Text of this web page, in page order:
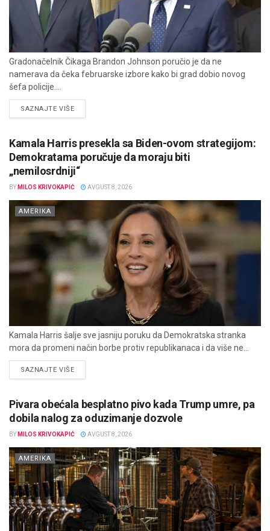
Gradonačelnik Čikaga Brandon Johnson poručio je da ne
namerava da čeka februarske izbore kako bi grad dobio novog
šefa policije....
SAZNAJTE VIŠEDETAILS
Kamala Harris presekla sa Biden-ovom strategijom:
Demokratama poručuje da moraju biti
„nemilosrdniji“
BY MILOS KRIVOKAPIĆ AVGUST 8, 2026
AMERIKA
Kamala Harris šalje sve jasniju poruku da Demokratska stranka
mora da promeni način borbe protiv republikanaca i da više ne...
SAZNAJTE VIŠEDETAILS
Pivara obećala besplatno pivo kada Trump umre, pa
dobila nalog za oduzimanje dozvole
BY MILOS KRIVOKAPIĆ AVGUST 8, 2026
AMERIKA